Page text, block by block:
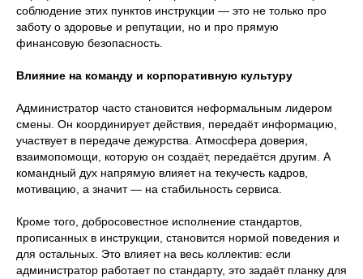
соблюдение этих пунктов инструкции — это не только про
заботу о здоровье и репутации, но и про прямую
финансовую безопасность.
Влияние на команду и корпоративную культуру
Администратор часто становится неформальным лидером
смены. Он координирует действия, передаёт информацию,
участвует в передаче дежурства. Атмосфера доверия,
взаимопомощи, которую он создаёт, передаётся другим. А
командный дух напрямую влияет на текучесть кадров,
мотивацию, а значит — на стабильность сервиса.
Кроме того, добросовестное исполнение стандартов,
прописанных в инструкции, становится нормой поведения и
для остальных. Это влияет на весь коллектив: если
администратор работает по стандарту, это задаёт планку для